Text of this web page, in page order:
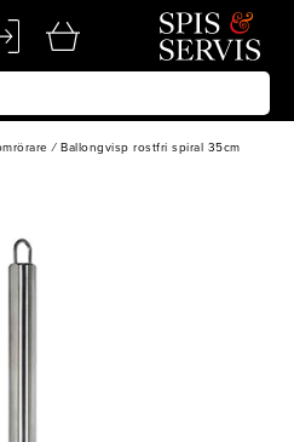
/ Ballongvisp rostfri spiral 35cm